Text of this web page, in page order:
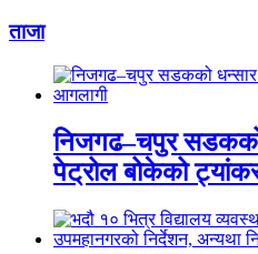
ताजा
निजगढ–चपुर
पेट्रोल बोकेको